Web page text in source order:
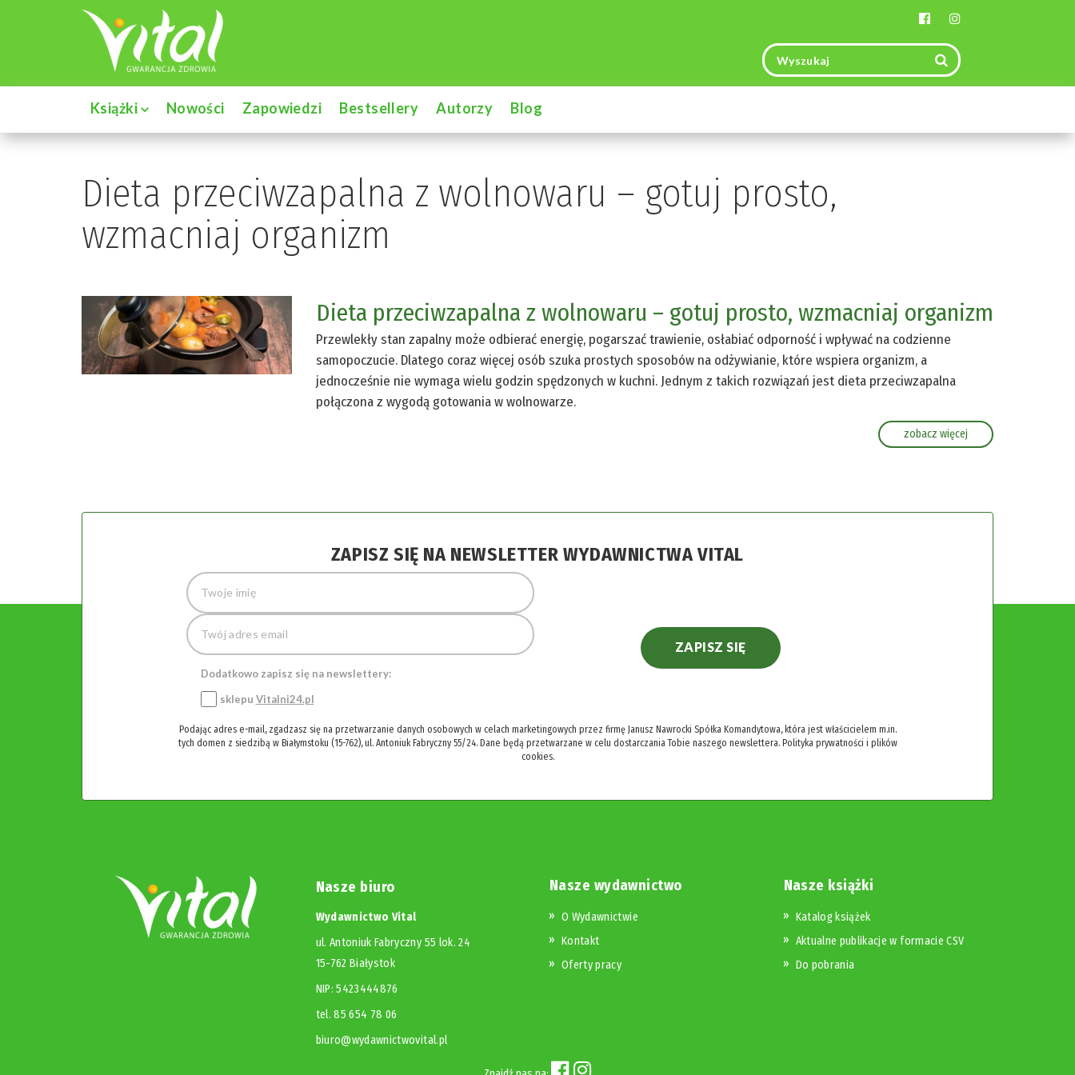
Książki Nowości Zapowiedzi Bestsellery Autorzy Blog
Dieta przeciwzapalna z wolnowaru – gotuj prosto,
wzmacniaj organizm
Dieta przeciwzapalna z wolnowaru – gotuj prosto, wzmacniaj organizm
Przewlekły stan zapalny może odbierać energię, pogarszać trawienie, osłabiać odporność i wpływać na codzienne
samopoczucie. Dlatego coraz więcej osób szuka prostych sposobów na odżywianie, które wspiera organizm, a
jednocześnie nie wymaga wielu godzin spędzonych w kuchni. Jednym z takich rozwiązań jest dieta przeciwzapalna
połączona z wygodą gotowania w wolnowarze.
zobacz więcej
ZAPISZ SIĘ NA NEWSLETTER WYDAWNICTWA VITAL
Dodatkowo zapisz się na newslettery:
sklepu Vitalni24.pl
ZAPISZ SIĘ
Podając adres e-mail, zgadzasz się na przetwarzanie danych osobowych w celach marketingowych przez firmę Janusz Nawrocki Spółka Komandytowa, która jest właścicielem m.in.
tych domen z siedzibą w Białymstoku (15-762), ul. Antoniuk Fabryczny 55/24. Dane będą przetwarzane w celu dostarczania Tobie naszego newslettera. Polityka prywatności i plików
cookies.
Nasze biuro
Wydawnictwo Vital
ul. Antoniuk Fabryczny 55 lok. 24
15-762 Białystok
NIP: 5423444876
tel. 85 654 78 06
biuro@wydawnictwovital.pl
Nasze wydawnictwo
O Wydawnictwie
Kontakt
Oferty pracy
Nasze książki
Katalog książek
Aktualne publikacje w formacie CSV
Do pobrania